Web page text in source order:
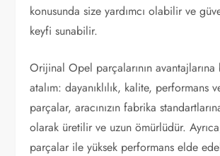
konusunda size yardımcı olabilir ve
keyfi sunabilir.
Orijinal Opel parçalarının
atalım: dayanıklılık, kalite, performans
parçalar, aracınızın fabrika
olarak üretilir ve uzun ömürlüdür.
parçalar ile yüksek performans elde